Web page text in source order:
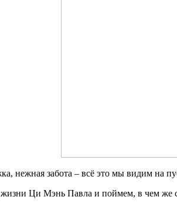
нежная забота – всё это мы видим на
жизни Ци Мэнь Павла и поймем, в чем же